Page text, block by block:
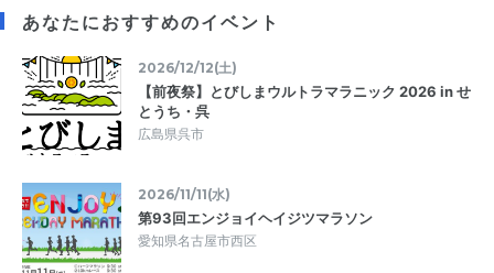
あなたにおすすめのイベント
2026/12/12(土)
【前夜祭】とびしまウルトラマラニック 2026 in せ
とうち・呉
広島県呉市
2026/11/11(水)
第93回エンジョイヘイジツマラソン
愛知県名古屋市西区